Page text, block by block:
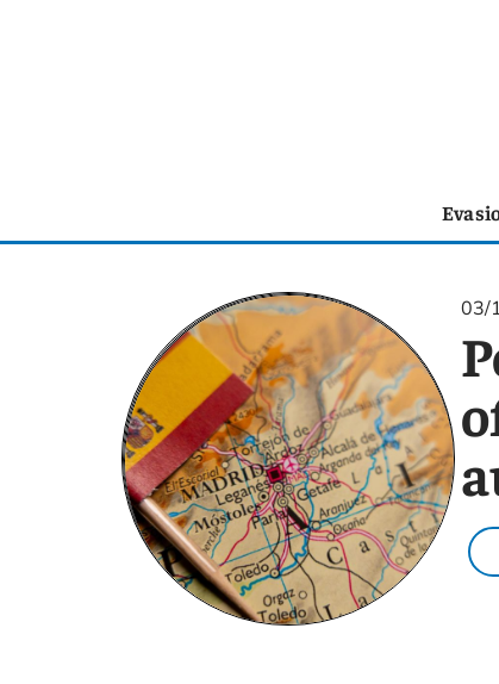
03/